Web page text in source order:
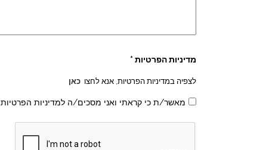
מדיניות הפרטיות *
לצפיה במדיניות הפרטיות, אנא לחצו כאן
מאשר/ת כי קראתי ואני מסכים/ה למדיניות הפרטיות